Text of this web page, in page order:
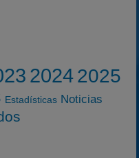
20242025
Estadísticas Noticias